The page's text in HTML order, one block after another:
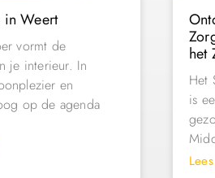
Weert
vormt de
je interieur. In
en
op de agenda
het
Het
is